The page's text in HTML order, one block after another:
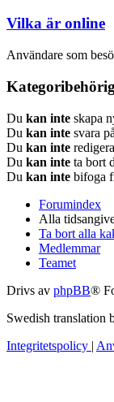
Vilka är online
Användare som
Du kan inte skapa
Du kan inte svara
Du kan inte
Du kan inte ta bort
Du kan inte bifoga
Forumindex
Alla
Ta bort alla
Medlemmar
Teamet
Drivs av phpBB®
Swedish translation
Integritetspolicy |